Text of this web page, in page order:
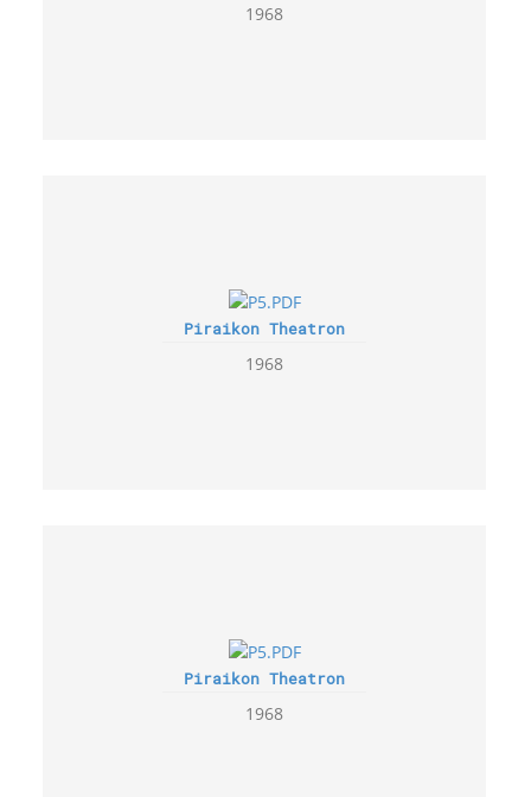
1968
Piraikon Theatron
1968
Piraikon Theatron
1968